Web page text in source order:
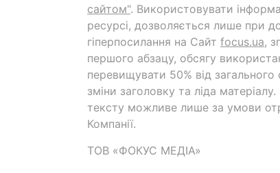
сайтом". Використовувати
ресурсі, дозволяється лише при
гіперпосилання на Cайт focus.ua,
першого абзацу, обсягу
перевищувати 50% від загального
зміни заголовку та ліда
тексту можливе лише за умови
Компанії.
ТОВ «ФОКУС МЕДІА»